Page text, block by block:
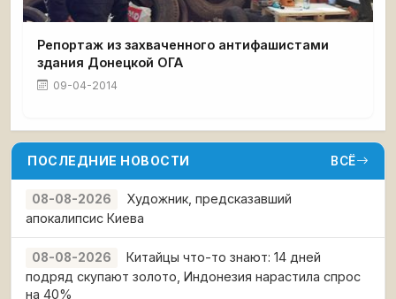
Репортаж из захваченного антифашистами
здания Донецкой ОГА
09-04-2014
ПОСЛЕДНИЕ НОВОСТИ ВСЁ
08-08-2026
Художник, предсказавший
апокалипсис Киева
08-08-2026
Китайцы что-то знают: 14 дней
подряд скупают золото, Индонезия нарастила спрос
на 40%